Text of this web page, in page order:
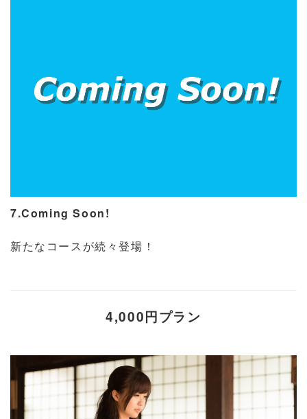
7.Coming Soon!
新たなコースが続々登場！
4,000円プラン